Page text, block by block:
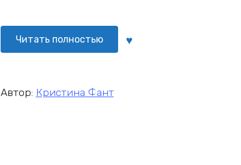
Читать полностью
Автор: Кристина Фант